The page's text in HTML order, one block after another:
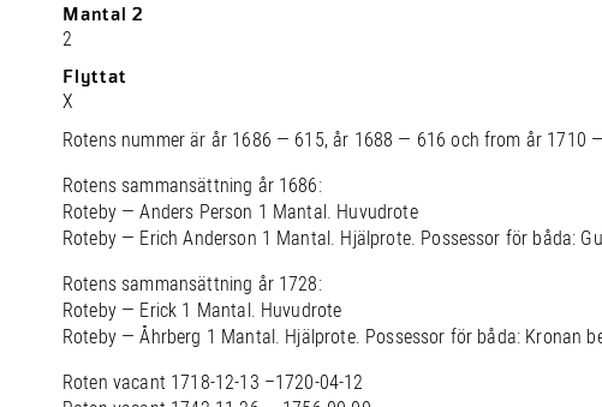
Mantal 2
2
Flyttat
X
Rotens nummer är år 1686 — 615, år 1688 — 616 och from år 1710
Rotens sammansättning år 1686:
Roteby — Anders Person 1 Mantal. Huvudrote
Roteby — Erich Anderson 1 Mantal. Hjälprote. Possessor för båda:
Rotens sammansättning år 1728:
Roteby — Erick 1 Mantal. Huvudrote
Roteby — Åhrberg 1 Mantal. Hjälprote. Possessor för båda: Kronan
Roten vacant 1718-12-13 –1720-04-12